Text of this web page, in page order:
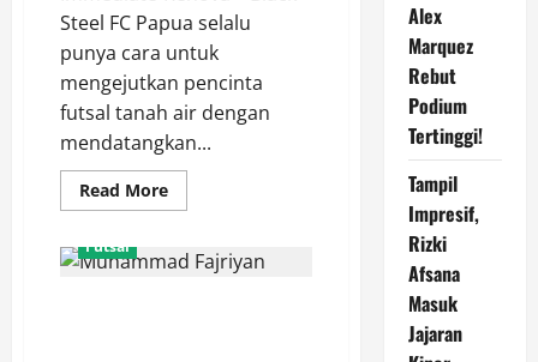
Steel FC Papua selalu
punya cara untuk
mengejutkan pencinta
futsal tanah air dengan
mendatangkan...
Read MoreRead
more
Vinicius
Costa,
Futsal
Alex
Marquez
Rebut
Podium
Tertinggi!
Tampil
Impresif,
Rizki
Afsana
Masuk
Jajaran